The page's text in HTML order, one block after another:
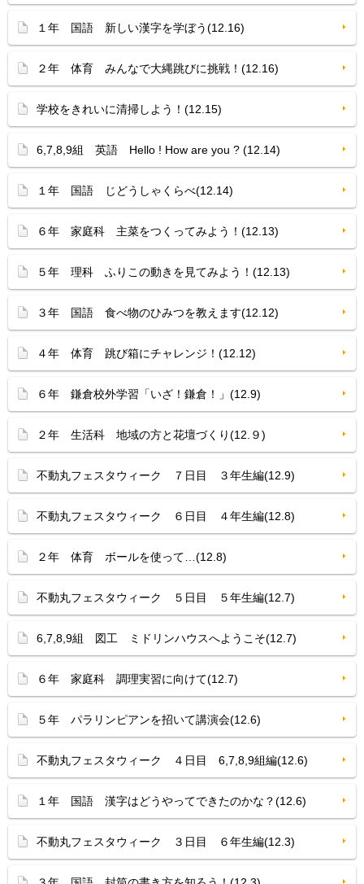
１年 国語 新しい漢字を学ぼう(12.16)
２年 体育 みんなで大縄跳びに挑戦！(12.16)
学校をきれいに清掃しよう！(12.15)
6,7,8,9組 英語 Hello ! How are you ? (12.14)
１年 国語 じどうしゃくらべ(12.14)
６年 家庭科 主菜をつくってみよう！(12.13)
５年 理科 ふりこの動きを見てみよう！(12.13)
３年 国語 食べ物のひみつを教えます(12.12)
４年 体育 跳び箱にチャレンジ！(12.12)
６年 鎌倉校外学習「いざ！鎌倉！」(12.9)
２年 生活科 地域の方と花壇づくり(12.９)
不動丸フェスタウィーク ７日目 ３年生編(12.9)
不動丸フェスタウィーク ６日目 ４年生編(12.8)
２年 体育 ボールを使って…(12.8)
不動丸フェスタウィーク ５日目 ５年生編(12.7)
6,7,8,9組 図工 ミドリンハウスへようこそ(12.7)
６年 家庭科 調理実習に向けて(12.7)
５年 パラリンピアンを招いて講演会(12.6)
不動丸フェスタウィーク ４日目 6,7,8,9組編(12.6)
１年 国語 漢字はどうやってできたのかな？(12.6)
不動丸フェスタウィーク ３日目 ６年生編(12.3)